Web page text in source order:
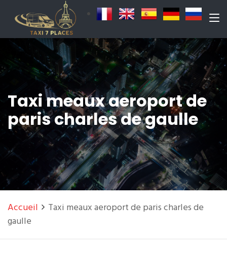
Taxi meaux aeroport de
paris charles de gaulle
Accueil
Taxi meaux aeroport de paris charles de
gaulle